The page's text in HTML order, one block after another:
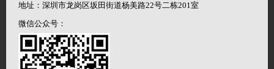
地址：深圳市龙岗区坂田街道杨美路22号二栋201室
微信公众号：